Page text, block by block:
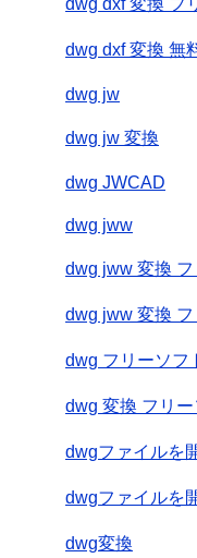
dwg dxf 変換 フ
dwg dxf 変換 無
dwg jw
dwg jw 変換
dwg JWCAD
dwg jww
dwg jww 変換 フ
dwg jww 変換
dwg フリーソフ
dwg 変換 フリ
dwgファイルを
dwgファイルを
dwg変換